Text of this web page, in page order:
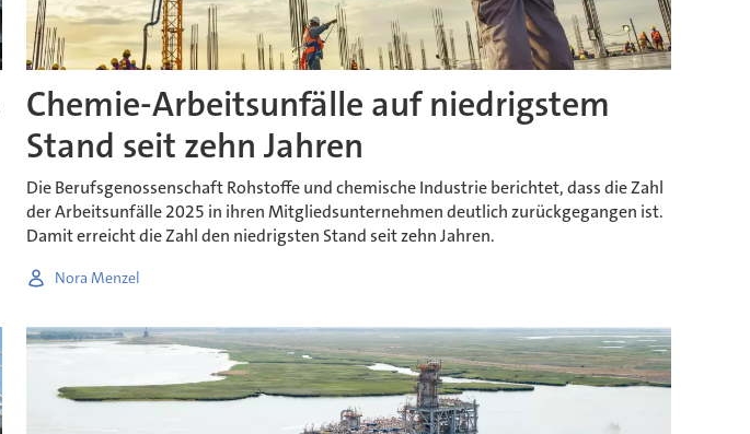
Chemie-Arbeitsunfälle auf niedrigstem
Stand seit zehn Jahren
Die Berufsgenossenschaft Rohstoffe und chemische Industrie berichtet, dass die Zahl
der Arbeitsunfälle 2025 in ihren Mitgliedsunternehmen deutlich zurückgegangen ist.
Damit erreicht die Zahl den niedrigsten Stand seit zehn Jahren.
Nora Menzel